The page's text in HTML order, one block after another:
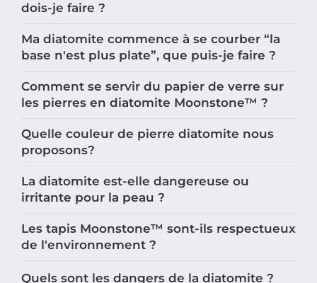
dois-je faire ?
Ma diatomite commence à se courber “la
base n'est plus plate”, que puis-je faire ?
Comment se servir du papier de verre sur
les pierres en diatomite Moonstone™️ ?
Quelle couleur de pierre diatomite nous
proposons?
La diatomite est-elle dangereuse ou
irritante pour la peau ?
Les tapis Moonstone™️ sont-ils respectueux
de l'environnement ?
Quels sont les dangers de la diatomite ?